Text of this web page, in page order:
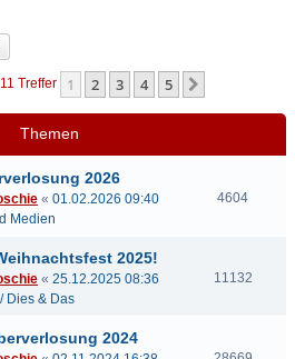
Treffer 1 2 3 4 5
Themen
2026
« 01.02.2026 09:40
Medien
4604
2025!
« 25.12.2025 08:36
Dies & Das
11132
2024